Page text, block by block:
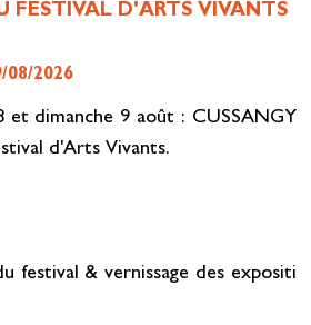
FESTIVAL D'ARTS VIVANTS
08/2026
et dimanche 9 août : CUSSANGY
d'Arts Vivants.
festival & vernissage des expositi